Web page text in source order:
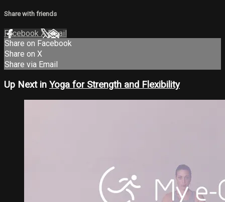
Share with friends
Facebook XEmail
Share on Facebook
Share on X
Share via Email
Up Next in Yoga for Strength and Flexibility